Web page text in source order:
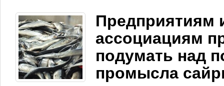
Предприятиям
ассоциациям
подумать над
промысла